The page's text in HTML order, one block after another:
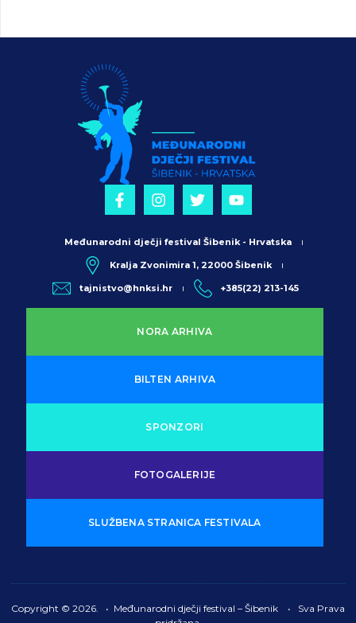
NORA ARHIVA
BILTEN ARHIVA
SPONZORI
FOTOGALERIJE
SLUŽBENA STRANICA FESTIVALA
Međunarodni dječji festival Šibenik - Hrvatska
Kralja Zvonimira 1, 22000 Šibenik
tajnistvo@hnksi.hr +385(22) 213-145
Copyright © 2026. • Međunarodni dječji festival – Šibenik • Sva Prava